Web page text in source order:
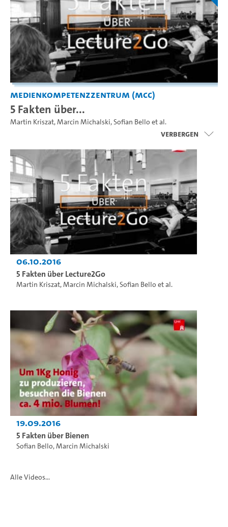
Medienkompetenzzentrum (MCC)
5 Fakten über...
Martin Kriszat,Marcin Michalski,Sofian Bello et al.
Verbergen
06.10.2016
5 Fakten über Lecture2Go
Martin Kriszat,Marcin Michalski,Sofian Bello et al.
19.09.2016
5 Fakten über Bienen
Sofian Bello,Marcin Michalski
Alle Videos...